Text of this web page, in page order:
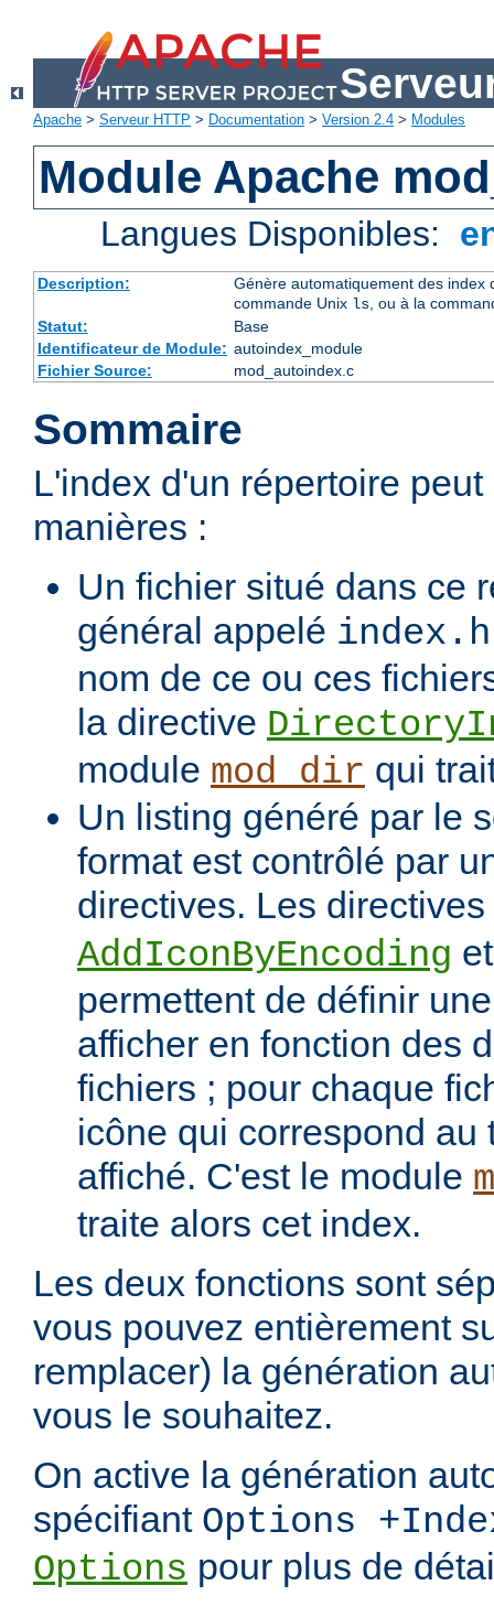
Apache > Serveur HTTP > Documentation > Version 2.4 > Modules
Module Apache
Langues Disponibles:
Description:
Génère automatiquement des
commande Unix ls, ou à la
Statut:
Base
Identificateur de Module: autoindex_module
Fichier Source:
mod_autoindex.c
Sommaire
L'index d'un répertoire
manières :
Un fichier situé dans ce
général appelé
nom de ce ou ces
la directive
module mod_dir qui
Un listing généré par le
format est contrôlé par
directives. Les directives
AddIconByEncoding
permettent de définir
afficher en fonction des
fichiers ; pour chaque
icône qui correspond au
affiché. C'est le module
traite alors cet index.
Les deux fonctions sont
vous pouvez entièrement
remplacer) la génération
vous le souhaitez.
On active la génération
spécifiant Options
Options pour plus de